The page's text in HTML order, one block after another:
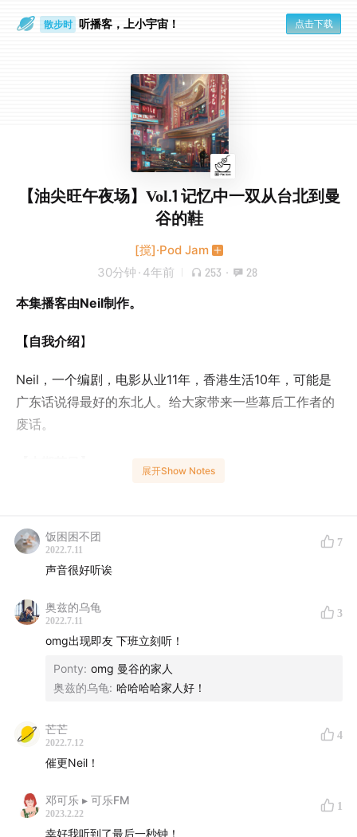
散步时 听播客，上小宇宙！ 点击下载
【油尖旺午夜场】Vol.1 记忆中一双从台北到曼
谷的鞋
[搅]·Pod Jam
30分钟 · 4年前 253 · 28
本集播客由Neil制作。
【自我介绍】
Neil，一个编剧，电影从业11年，香港生活10年，可能是
广东话说得最好的东北人。给大家带来一些幕后工作者的
废话。
一个东北人和一个台北人被一位香港歌手和一家日本连锁
有没有很扯？做了那么久的编剧，发现真实生活远远要比
剧本中的情节更离谱。
【剧透】
03:15 Pod jam主题简介
10:25 故事正式展开
展开Show Notes
饭困困不团
2022.7.11
7
声音很好听诶
奥兹的乌龟
2022.7.11
3
omg出现即友 下班立刻听！
Ponty: omg 曼谷的家人
奥兹的乌龟: 哈哈哈哈家人好！
芒芒
2022.7.12
4
催更Neil！
邓可乐 ︎▸ 可乐FM
2023.2.22
1
幸好我听到了最后一秒钟！